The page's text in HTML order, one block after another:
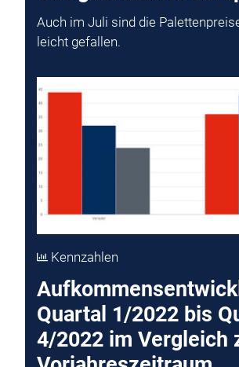
Auch im Juli sind die
leicht gefallen.
Kennzahlen
Quartal 1/2022 bis
4/2022 im Vergleich